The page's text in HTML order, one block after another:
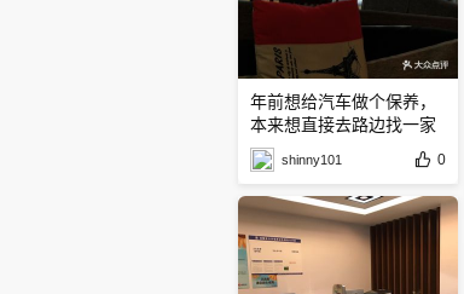
年前想给汽车做个保养，
本来想直接去路边找一家
算了
shinny101 0